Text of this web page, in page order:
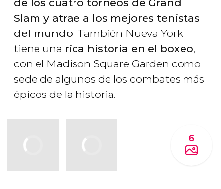
de los cuatro torneos de Grand
Slam y atrae a los mejores tenistas
del mundo. También Nueva York
tiene una rica historia en el boxeo,
con el Madison Square Garden como
sede de algunos de los combates más
épicos de la historia.
6